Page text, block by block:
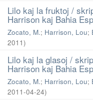
Lilo kaj la fruktoj /
Harrison kaj Bahia
Zocato, M.; Harrison, Lou;
2011)
Lilo kaj la glasoj /
Harrison kaj Bahia
Zocato, M.; Harrison, Lou;
2011-04-24)